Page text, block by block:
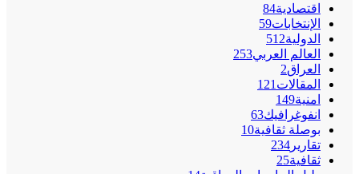
اقتصادية84
الإنتخابات59
الدولية512
العالم العربي253
العراق2
المقالات 121
امنية149
انفوغرافيك63
بوصلة ثقافية10
تقارير 234
ثقافية25